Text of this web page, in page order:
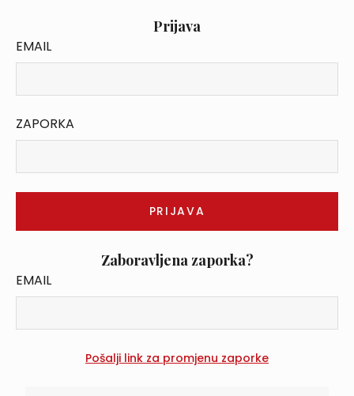
Prijava
EMAIL
ZAPORKA
Zaboravljena zaporka?
EMAIL